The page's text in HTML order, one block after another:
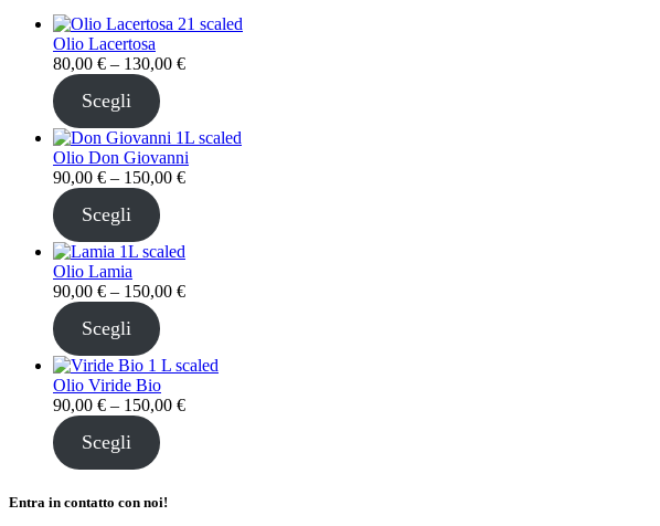
Olio Lacertosa
80,00 € – 130,00 €Fascia
80,00 €
a
130,00 €
Scegli
Olio Don Giovanni
90,00 € – 150,00 €Fascia
90,00 €
150,00 €
Scegli
Olio Lamia
90,00 € – 150,00 €Fascia
90,00 €
150,00 €
Scegli
Olio Viride Bio
90,00 € – 150,00 €Fascia
Scegli
Entra in contatto con noi!